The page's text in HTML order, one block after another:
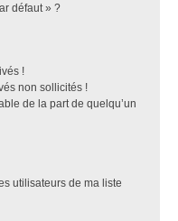
défaut » ?
!
non sollicités !
de la part de quelqu’un
utilisateurs de ma liste